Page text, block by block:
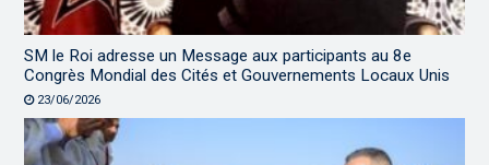
SM le Roi adresse un Message aux participants au 8e
Congrès Mondial des Cités et Gouvernements Locaux Unis
23/06/2026